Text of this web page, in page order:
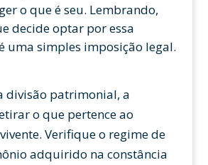
o que é seu. Lembrando,
decide optar por essa
uma simples imposição legal.
divisão patrimonial, a
o que pertence ao
Verifique o regime de
adquirido na constância